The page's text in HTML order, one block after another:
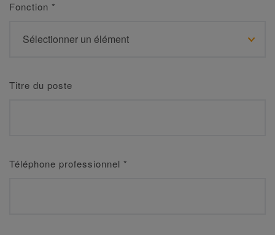
Fonction *
Titre du poste
Téléphone professionnel *